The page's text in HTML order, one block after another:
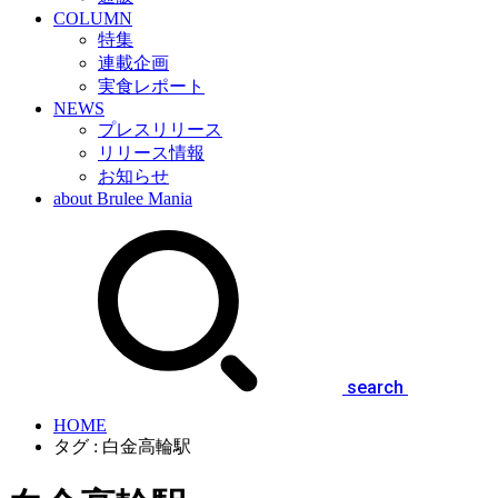
COLUMN
特集
連載企画
実食レポート
NEWS
プレスリリース
リリース情報
お知らせ
about Brulee Mania
search
HOME
タグ : 白金高輪駅